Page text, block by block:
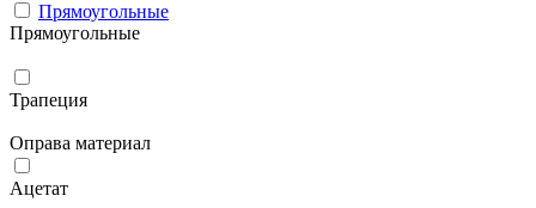
Прямоугольные
Прямоугольные
Трапеция
Оправа материал
Ацетат